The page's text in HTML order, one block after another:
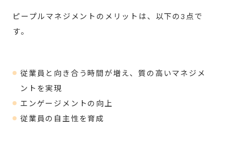
ピープルマネジメントのメリットは、以下の3点で
す。
従業員と向き合う時間が増え、質の高いマネジメ
ントを実現
エンゲージメントの向上
従業員の自主性を育成